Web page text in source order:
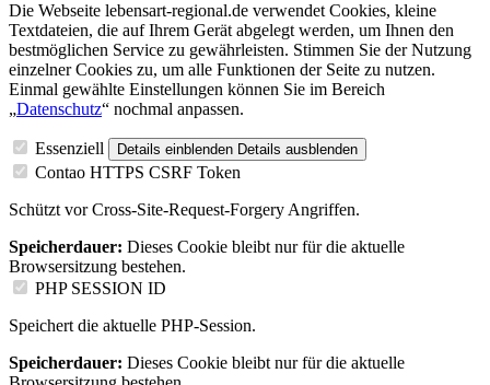
Die Webseite lebensart-regional.de verwendet Cookies, kleine
Textdateien, die auf Ihrem Gerät abgelegt werden, um Ihnen den
bestmöglichen Service zu gewährleisten. Stimmen Sie der Nutzung
einzelner Cookies zu, um alle Funktionen der Seite zu nutzen.
Einmal gewählte Einstellungen können Sie im Bereich
„Datenschutz“ nochmal anpassen.
Essenziell Details einblenden Details ausblenden
Contao HTTPS CSRF Token
Schützt vor Cross-Site-Request-Forgery Angriffen.
Speicherdauer: Dieses Cookie bleibt nur für die aktuelle
Browsersitzung bestehen.
PHP SESSION ID
Speichert die aktuelle PHP-Session.
Speicherdauer: Dieses Cookie bleibt nur für die aktuelle